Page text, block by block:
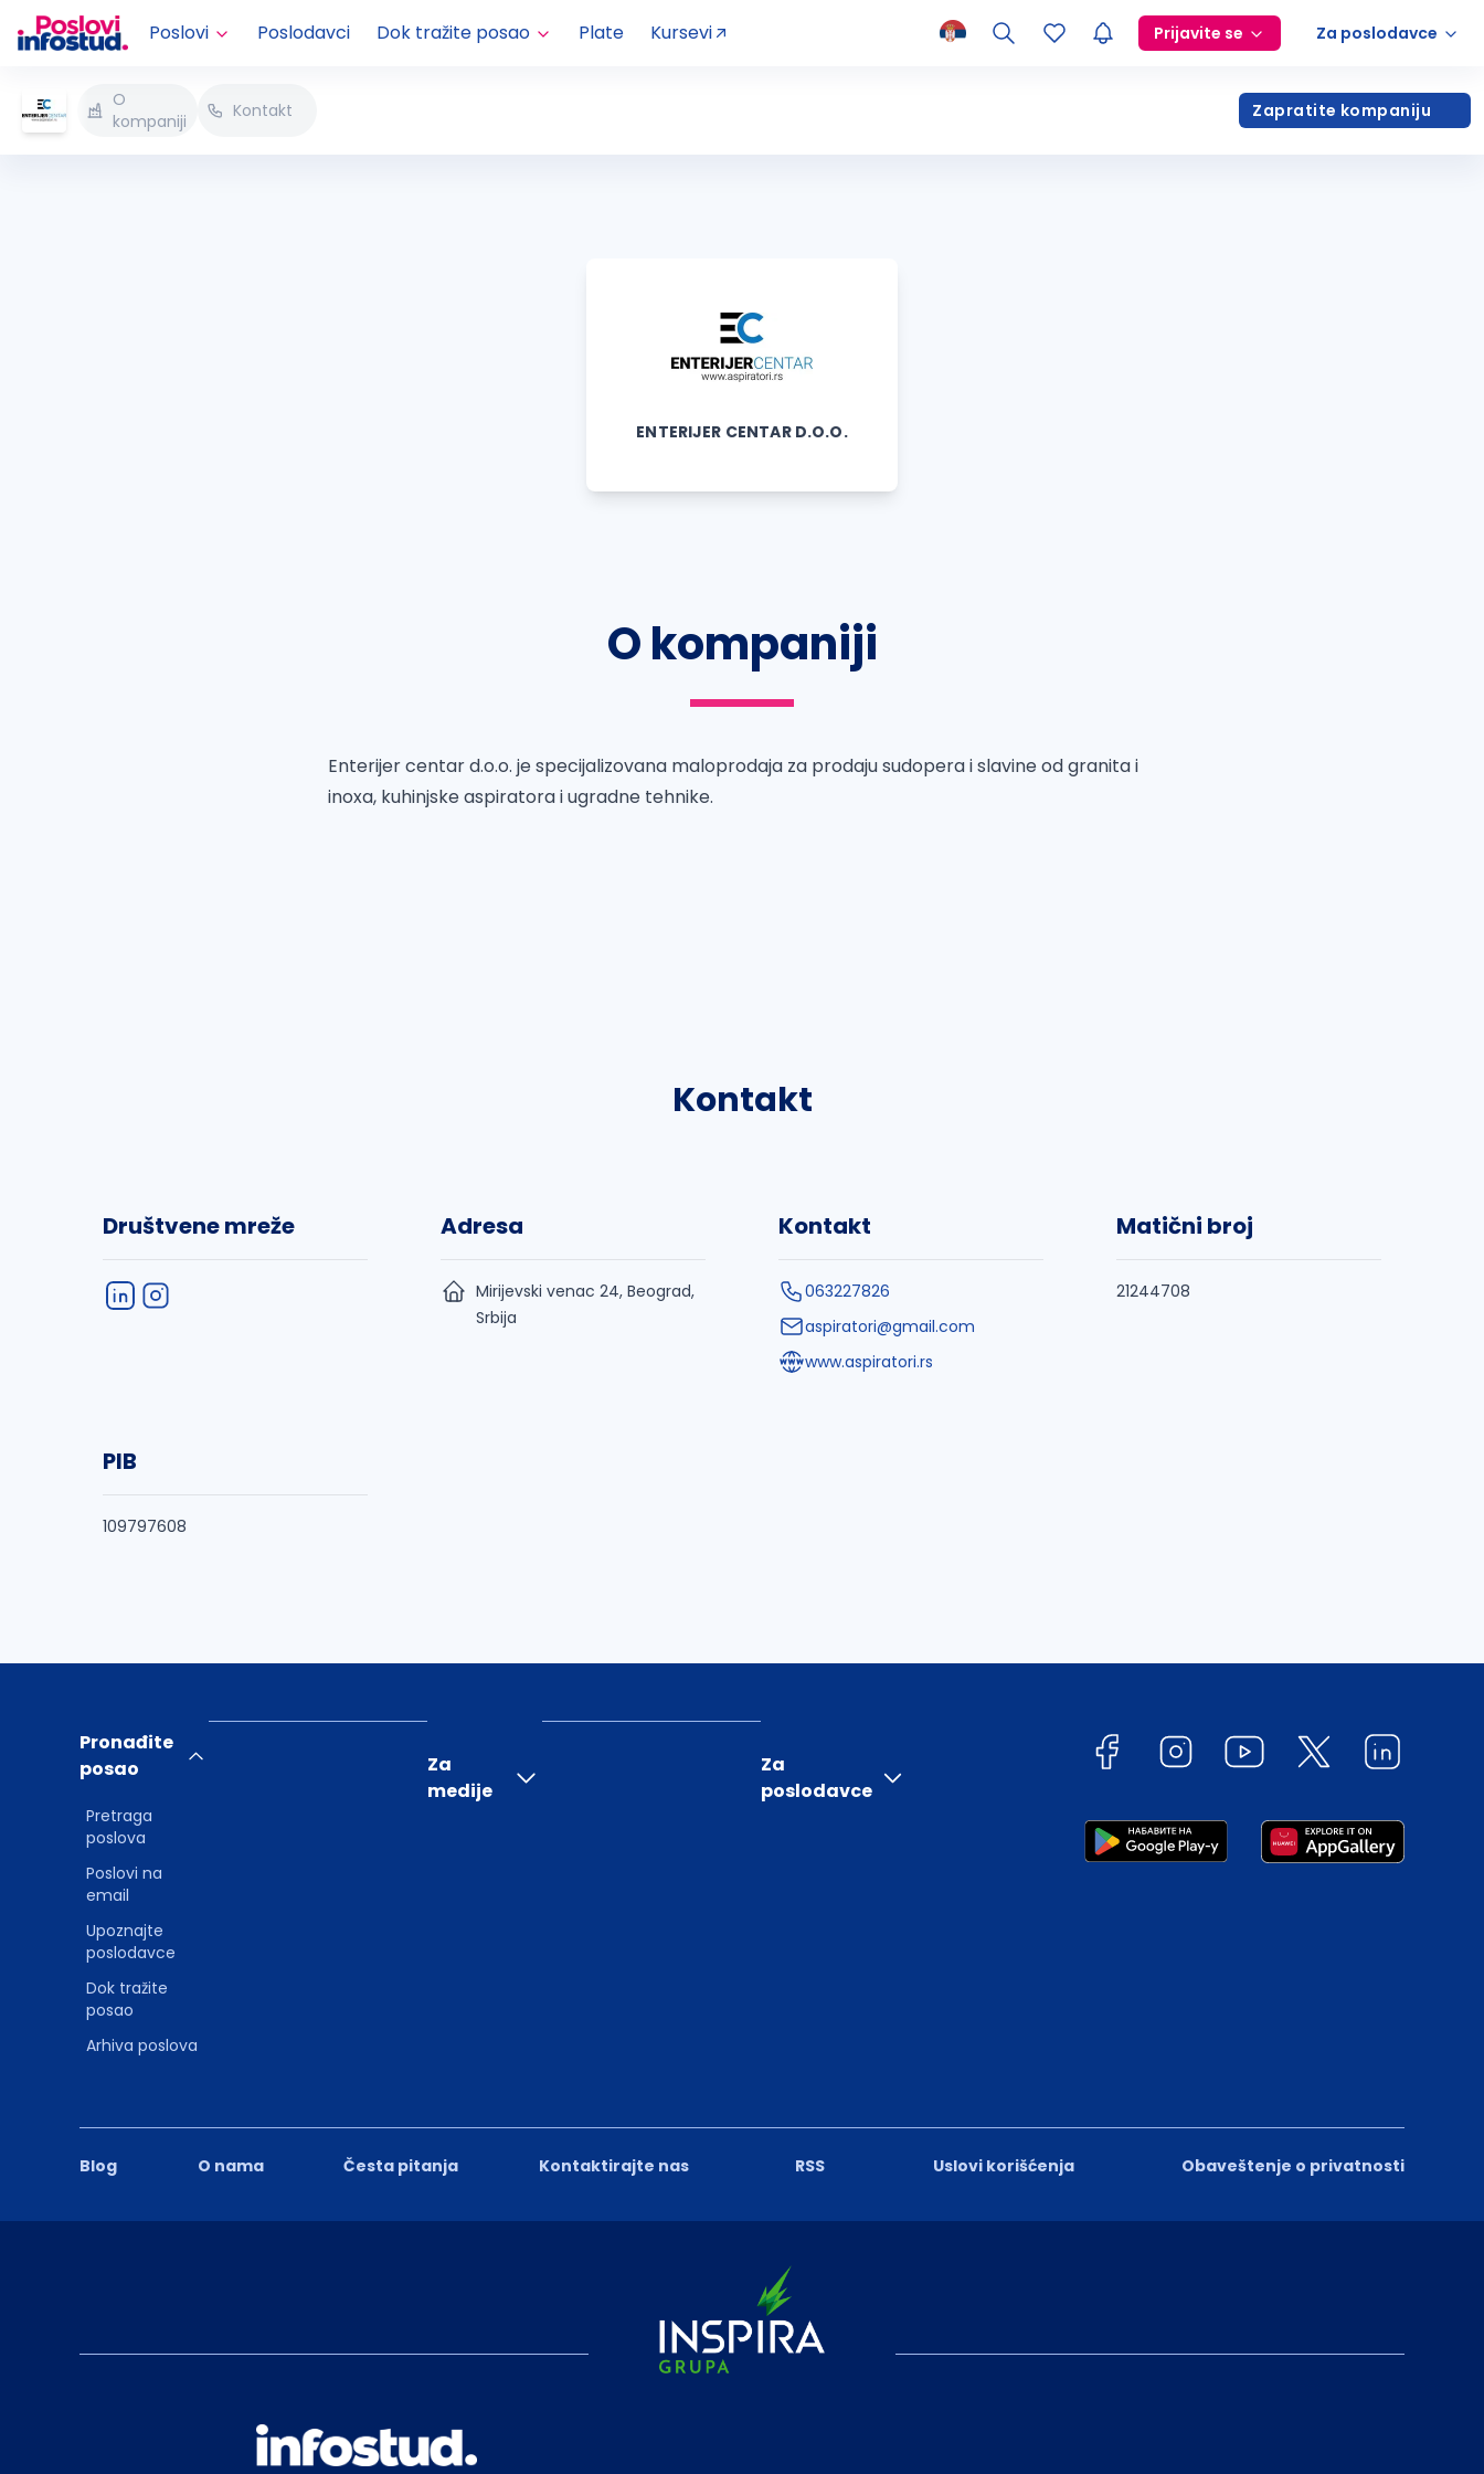
Poslovi Poslodavci Dok tražite posao Plate Kursevi Prijavite se Za poslodavce
O
kompaniji
Kontakt Zapratite kompaniju
ENTERIJER CENTAR D.O.O.
O kompaniji
Enterijer centar d.o.o. je specijalizovana maloprodaja za prodaju sudopera i slavine od granita i
inoxa, kuhinjske aspiratora i ugradne tehnike.
Kontakt
Društvene mreže Adresa
Mirijevski venac 24, Beograd,
Srbija
Kontakt
063227826
aspiratori@gmail.com
www.aspiratori.rs
Matični broj
21244708
PIB
109797608
Blog O nama Česta pitanja Kontaktirajte nas RSS Uslovi korišćenja Obaveštenje o privatnosti
Pronađite
posao
Pretraga
poslova
Poslovi na
email
Upoznajte
poslodavce
Dok tražite
posao
Arhiva poslova
Za
medije
Za
poslodavce